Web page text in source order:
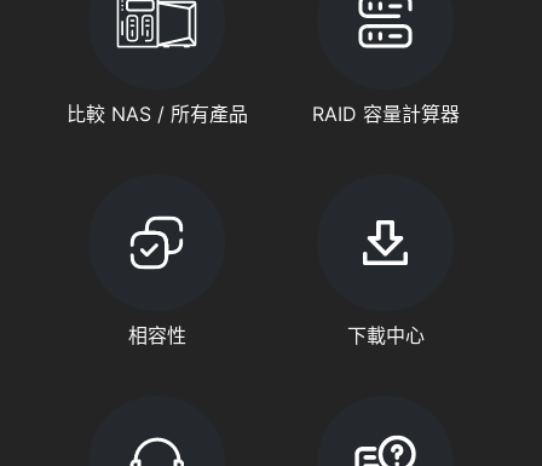
比較 NAS / 所有產品 RAID 容量計算器
相容性 下載中心